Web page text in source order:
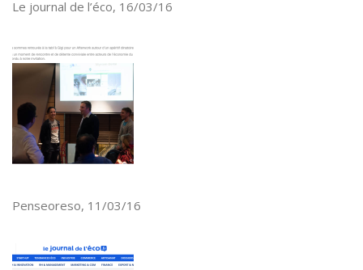
Le journal de l’éco, 16/03/16
Penseoreso, 11/03/16